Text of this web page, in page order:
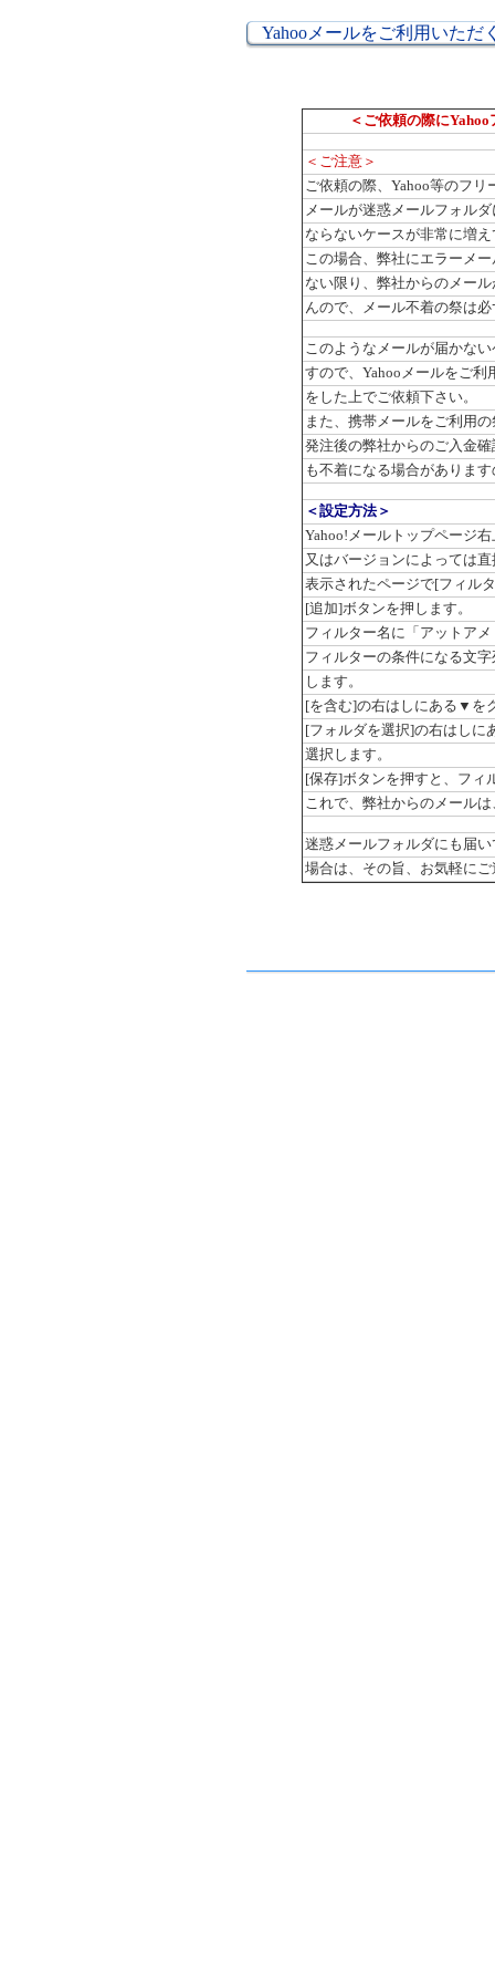
Yahooメールをご利用いただ
＜ご依頼の際に
＜ご注意＞
ご依頼の際、Yahoo等のフ
メールが迷惑メールフォル
ならないケースが非常に増
この場合、弊社にエラーメ
ない限り、弊社からのメー
んので、メール不着の祭は
このようなメールが届かな
すので、Yahooメールをご
をした上でご依頼下さい。
また、携帯メールをご利用
発注後の弊社からのご入金
も不着になる場合がありま
＜設定方法＞
Yahoo!メールトップページ
又はバージョンによっては
表示されたページで[フィル
[追加]ボタンを押します。
フィルター名に「アットア
フィルターの条件になる文
します。
[を含む]の右はしにある▼を
[フォルダを選択]の右はし
選択します。
[保存]ボタンを押すと、フィ
これで、弊社からのメール
迷惑メールフォルダにも届
場合は、その旨、お気軽に